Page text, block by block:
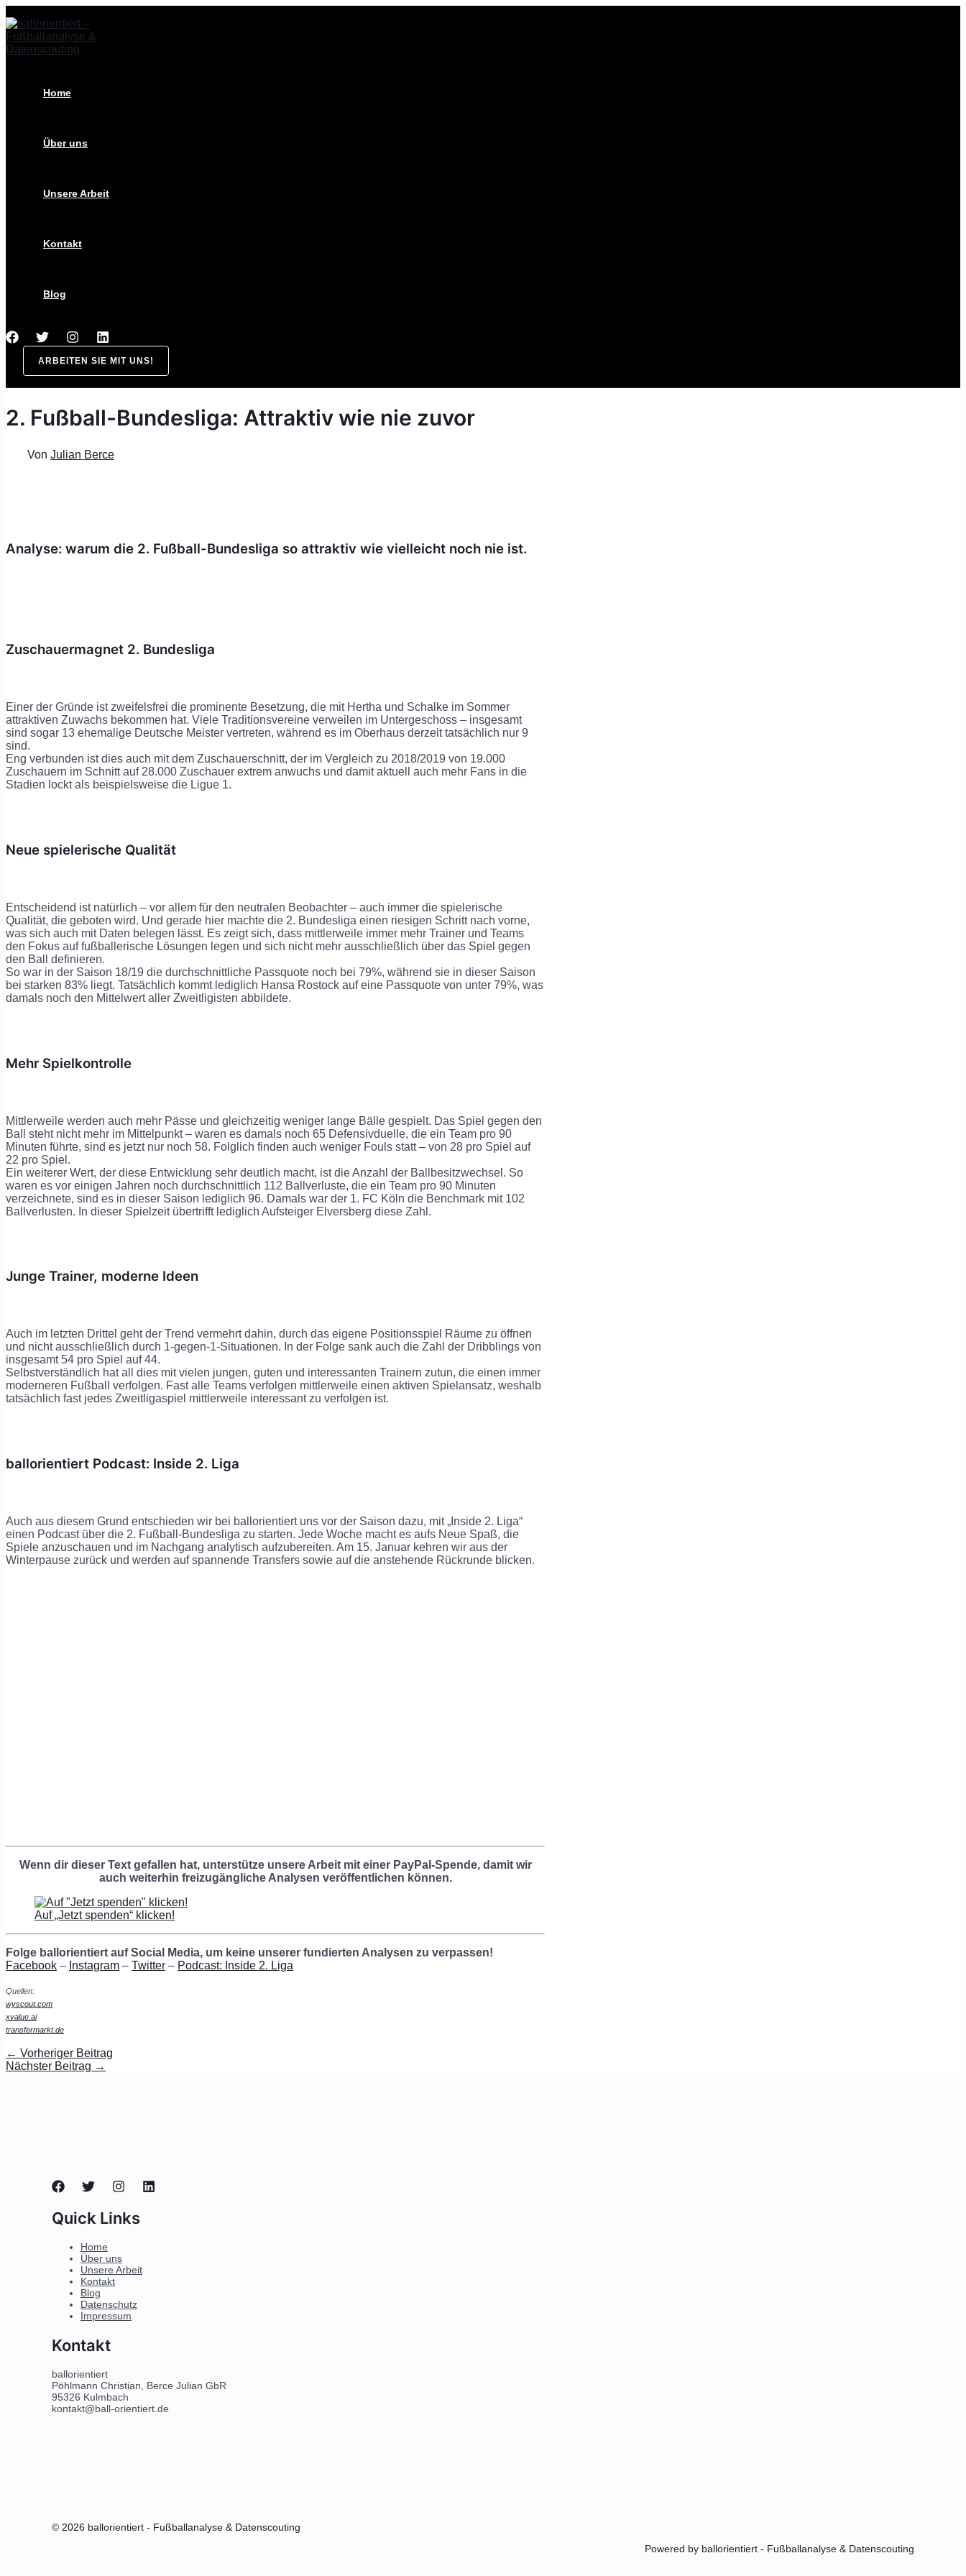
Zum
Inhalt
springen
Home
Über uns
Unsere Arbeit
Kontakt
Blog
ARBEITEN SIE MIT UNS!
2. Fußball-Bundesliga: Attraktiv wie nie zuvor
Von Julian Berce
Analyse: warum die 2. Fußball-Bundesliga so attraktiv wie vielleicht noch nie ist.
Zuschauermagnet 2. Bundesliga
Einer der Gründe ist zweifelsfrei die prominente Besetzung, die mit Hertha und Schalke im Sommer
attraktiven Zuwachs bekommen hat. Viele Traditionsvereine verweilen im Untergeschoss – insgesamt
sind sogar 13 ehemalige Deutsche Meister vertreten, während es im Oberhaus derzeit tatsächlich nur 9
sind.
Eng verbunden ist dies auch mit dem Zuschauerschnitt, der im Vergleich zu 2018/2019 von 19.000
Zuschauern im Schnitt auf 28.000 Zuschauer extrem anwuchs und damit aktuell auch mehr Fans in die
Stadien lockt als beispielsweise die Ligue 1.
Neue spielerische Qualität
Entscheidend ist natürlich – vor allem für den neutralen Beobachter – auch immer die spielerische
Qualität, die geboten wird. Und gerade hier machte die 2. Bundesliga einen riesigen Schritt nach vorne,
was sich auch mit Daten belegen lässt. Es zeigt sich, dass mittlerweile immer mehr Trainer und Teams
den Fokus auf fußballerische Lösungen legen und sich nicht mehr ausschließlich über das Spiel gegen
den Ball definieren.
So war in der Saison 18/19 die durchschnittliche Passquote noch bei 79%, während sie in dieser Saison
bei starken 83% liegt. Tatsächlich kommt lediglich Hansa Rostock auf eine Passquote von unter 79%, was
damals noch den Mittelwert aller Zweitligisten abbildete.
Mehr Spielkontrolle
Mittlerweile werden auch mehr Pässe und gleichzeitig weniger lange Bälle gespielt. Das Spiel gegen den
Ball steht nicht mehr im Mittelpunkt – waren es damals noch 65 Defensivduelle, die ein Team pro 90
Minuten führte, sind es jetzt nur noch 58. Folglich finden auch weniger Fouls statt – von 28 pro Spiel auf
22 pro Spiel.
Ein weiterer Wert, der diese Entwicklung sehr deutlich macht, ist die Anzahl der Ballbesitzwechsel. So
waren es vor einigen Jahren noch durchschnittlich 112 Ballverluste, die ein Team pro 90 Minuten
verzeichnete, sind es in dieser Saison lediglich 96. Damals war der 1. FC Köln die Benchmark mit 102
Ballverlusten. In dieser Spielzeit übertrifft lediglich Aufsteiger Elversberg diese Zahl.
Junge Trainer, moderne Ideen
Auch im letzten Drittel geht der Trend vermehrt dahin, durch das eigene Positionsspiel Räume zu öffnen
und nicht ausschließlich durch 1-gegen-1-Situationen. In der Folge sank auch die Zahl der Dribblings von
insgesamt 54 pro Spiel auf 44.
Selbstverständlich hat all dies mit vielen jungen, guten und interessanten Trainern zutun, die einen immer
moderneren Fußball verfolgen. Fast alle Teams verfolgen mittlerweile einen aktiven Spielansatz, weshalb
tatsächlich fast jedes Zweitligaspiel mittlerweile interessant zu verfolgen ist.
ballorientiert Podcast: Inside 2. Liga
Auch aus diesem Grund entschieden wir bei ballorientiert uns vor der Saison dazu, mit „Inside 2. Liga“
einen Podcast über die 2. Fußball-Bundesliga zu starten. Jede Woche macht es aufs Neue Spaß, die
Spiele anzuschauen und im Nachgang analytisch aufzubereiten. Am 15. Januar kehren wir aus der
Winterpause zurück und werden auf spannende Transfers sowie auf die anstehende Rückrunde blicken.
Wenn dir dieser Text gefallen hat, unterstütze unsere Arbeit mit einer PayPal-Spende, damit wir
auch weiterhin freizugängliche Analysen veröffentlichen können.
Auf „Jetzt spenden“ klicken!
Folge ballorientiert auf Social Media, um keine unserer fundierten Analysen zu verpassen!
Facebook – Instagram – Twitter – Podcast: Inside 2. Liga
Quellen:
wyscout.com
xvalue.ai
transfermarkt.de
Post
navigation
← Vorheriger Beitrag
Nächster Beitrag →
Quick Links
Home
Über uns
Unsere Arbeit
Kontakt
Blog
Datenschutz
Impressum
Kontakt
ballorientiert
Pöhlmann Christian, Berce Julian GbR
95326 Kulmbach
kontakt@ball-orientiert.de
© 2026 ballorientiert - Fußballanalyse & Datenscouting
Powered by ballorientiert - Fußballanalyse & Datenscouting